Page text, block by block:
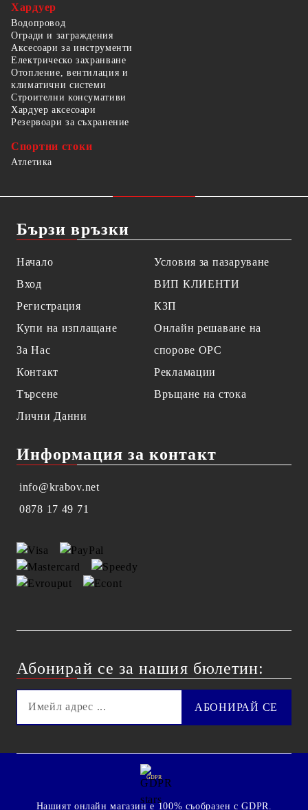
Хардуер
Водопровод
Огради и заграждения
Аксесоари за инструменти
Електрическо захранване
Отопление, вентилация и
климатични системи
Строителни консумативи
Хардуер аксесоари
Резервоари за съхранение
Спортни стоки
Атлетика
Бързи връзки
Начало
Вход
Регистрация
Купи на изплащане
За Нас
Контакт
Търсене
Лични Данни
Условия за пазаруване
ВИП КЛИЕНТИ
КЗП
Онлайн решаване на
спорове OPC
Рекламации
Връщане на стока
Информация за контакт
info@krabov.net
0878 17 49 71
Абонирай се за нашия бюлетин:
GDPR
Нашият онлайн магазин е 100% съобразен с GDPR.